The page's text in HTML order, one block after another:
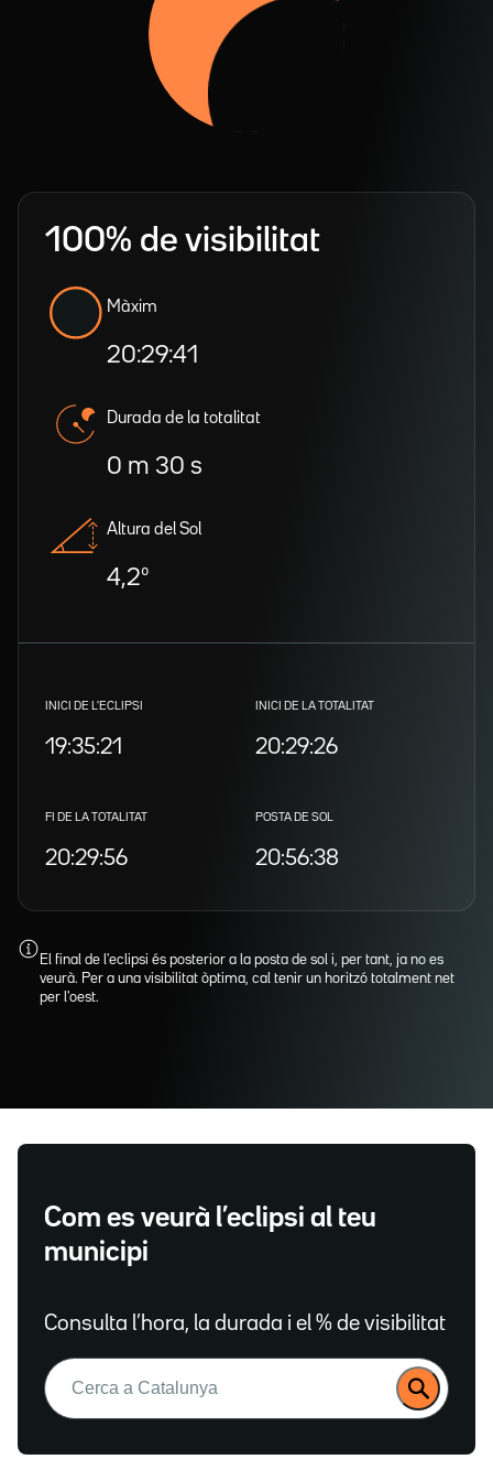
100% de visibilitat
Màxim
20:29:41
Durada de la totalitat
0 m 30 s
Altura del Sol
4,2º
INICI DE L'ECLIPSI
19:35:21
INICI DE LA TOTALITAT
20:29:26
FI DE LA TOTALITAT
20:29:56
POSTA DE SOL
20:56:38
El final de l'eclipsi és posterior a la posta de sol i, per tant, ja no es
veurà. Per a una visibilitat òptima, cal tenir un horitzó totalment net
per l'oest.
Com es veurà l’eclipsi al teu
municipi
Consulta l’hora, la durada i el % de visibilitat
Buscar: